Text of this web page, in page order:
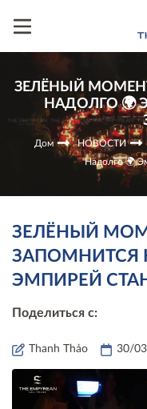
ЗЕЛЁНЫЙ
НАДОЛГО 🌍
Дом НОВОСТИ
Надолго 🌍
ЗЕЛЁНЫЙ
ЗАПОМНИТСЯ
ЭМПИРЕЙ
Поделиться с:
Thanh Thảo 30/